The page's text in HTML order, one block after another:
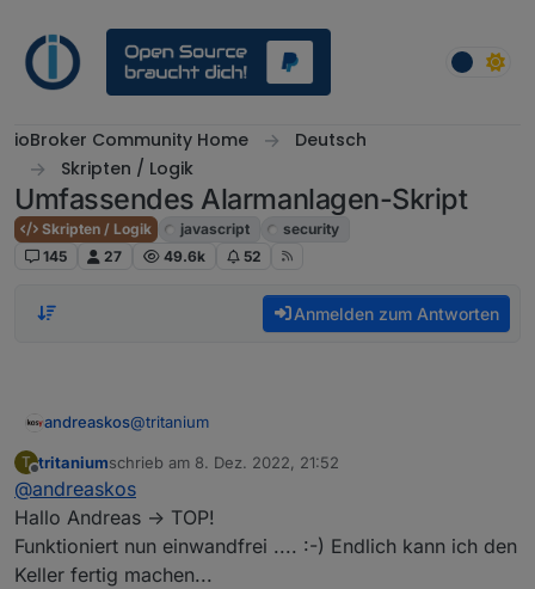
ioBroker Community Home
Deutsch
Skripten / Logik
Umfassendes Alarmanlagen-Skript
Skripten / Logik javascript
security
145
27 49.6k 52
Anmelden zum Antworten
andreaskos@tritanium
Achja, noch zu der Frage
Gibt es eigentlich eine Möglichkeit dein Script
Zonenbasiert zu erweitern ?
Ja, die gibt's! ;-) Einfach das Script ein zweites mal
T
Offline
tritaniumschrieb am 8. Dez. 2022, 21:52
zuletzt editiert von
@andreaskos
Hallo Andreas -> TOP!
Funktioniert nun einwandfrei .... :-) Endlich kann ich den
Keller fertig machen...